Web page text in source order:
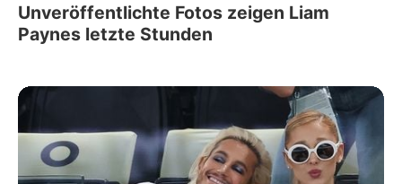
Unveröffentlichte Fotos zeigen Liam
Paynes letzte Stunden